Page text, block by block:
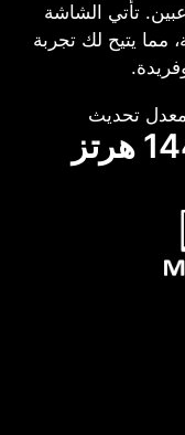
تأتي الشاشة
يتيح لك تجربة
معدل تحديث
هرتز